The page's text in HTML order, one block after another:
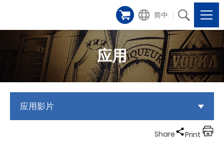
简中
应用
应用影片
Share Print